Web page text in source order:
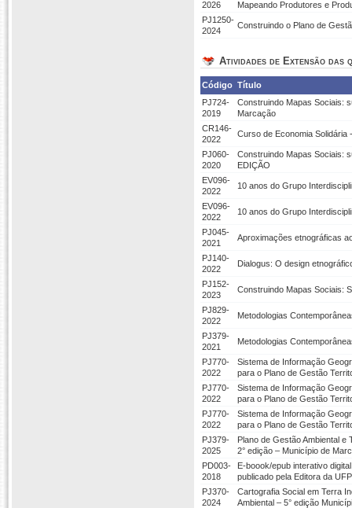
2026
Mapeando Produtores e
PJ1250-
2024
Construindo o Plano de
Atividades de Extensão das
Código Título
PJ724-
2019
Construindo Mapas Sociais:
Marcação
CR146-
2022
Curso de Economia Solidária
PJ060-
2020
Construindo Mapas Sociais:
EDIÇÃO
EV096-
2022
10 anos do Grupo
EV096-
2022
10 anos do Grupo
PJ045-
2021
Aproximações etnográficas
PJ140-
2022
Dialogus: O design
PJ152-
2023
Construindo Mapas Sociais:
PJ829-
2022
Metodologias
PJ379-
2021
Metodologias
PJ770-
2022
Sistema de Informação
para o Plano de Gestão
PJ770-
2022
Sistema de Informação
para o Plano de Gestão
PJ770-
2022
Sistema de Informação
para o Plano de Gestão
PJ379-
2025
Plano de Gestão Ambiental
2° edição – Município de
PD003-
2018
E-boook/epub interativo
publicado pela Editora da
PJ370-
2024
Cartografia Social em Terra
Ambiental – 5° edição